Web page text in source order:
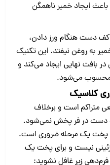
ایجاد خمیر ناهمگن
کف دست هنگام ورز دادن،
به روغن نیفتد. این تکنیک
بافت نهایی ایجاد می‌کند و
محسوب می‌شود.
کلاسیک
متراکم است و برخلاف
دست در فر پخش نمی‌شود.
پخت یک مرحله ضروری است.
نیست و برای پخت یک
زیر غافل نشوید: